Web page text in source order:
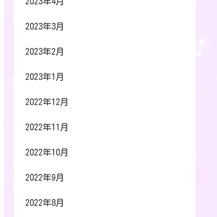
2023年3月
2023年2月
2023年1月
2022年12月
2022年11月
2022年10月
2022年9月
2022年8月